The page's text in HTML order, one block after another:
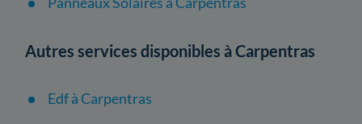
Autres services disponibles à Carpentras
Edf à Carpentras